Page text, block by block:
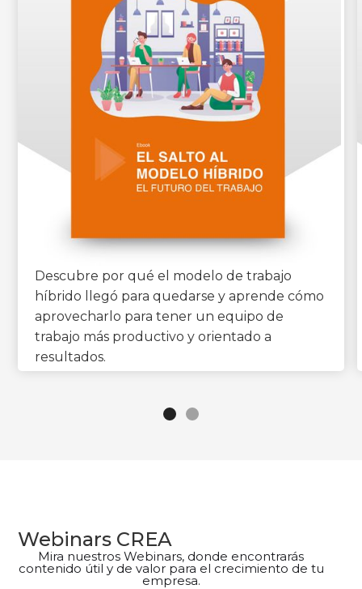
Descubre por qué el modelo de trabajo
híbrido llegó para quedarse y aprende cómo
aprovecharlo para tener un equipo de
trabajo más productivo y orientado a
resultados.
Webinars CREA
Mira nuestros Webinars, donde encontrarás
contenido útil y de valor para el crecimiento de tu
empresa.